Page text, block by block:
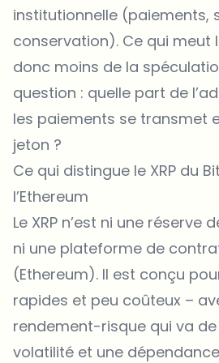
institutionnelle (paiements,
conservation). Ce qui meut
donc moins de la
question : quelle part de
les paiements se transmet
jeton ?
Ce qui distingue le XRP du
l’Ethereum
Le XRP n’est ni une réserve
ni une plateforme de
(Ethereum). Il est conçu
rapides et peu coûteux –
rendement-risque qui va
volatilité et une